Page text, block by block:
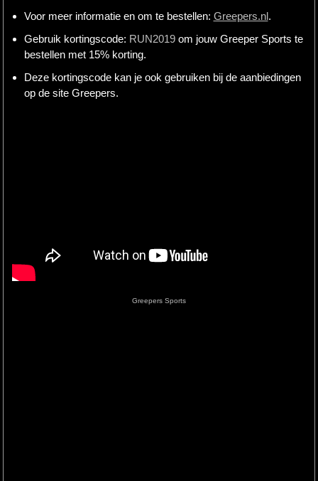
Voor meer informatie en om te bestellen: Greepers.nl.
Gebruik kortingscode: RUN2019om jouw Greeper Sports te
bestellen met 15% korting.
Deze kortingscode kan je ook gebruiken bij de aanbiedingen
op de site Greepers.
Greepers Sports